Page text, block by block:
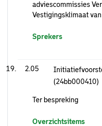
adviescommissies
Vestigingsklimaat van
Sprekers
2.05
(24bb000410)
Ter bespreking
Overzichtsitems